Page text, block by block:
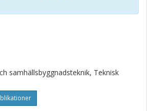
samhällsbyggnadsteknik, Teknisk